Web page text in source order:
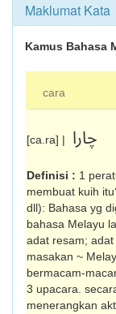
Maklumat Kata
Kamus Bahasa
cara
[ca.ra] | چارا
Definisi : 1
membuat kuih
dll): Bahasa yg
bahasa Melayu
adat resam;
masakan ~
bermacam-
3 upacara.
menerangkan